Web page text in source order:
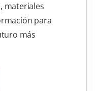
materiales
para
más